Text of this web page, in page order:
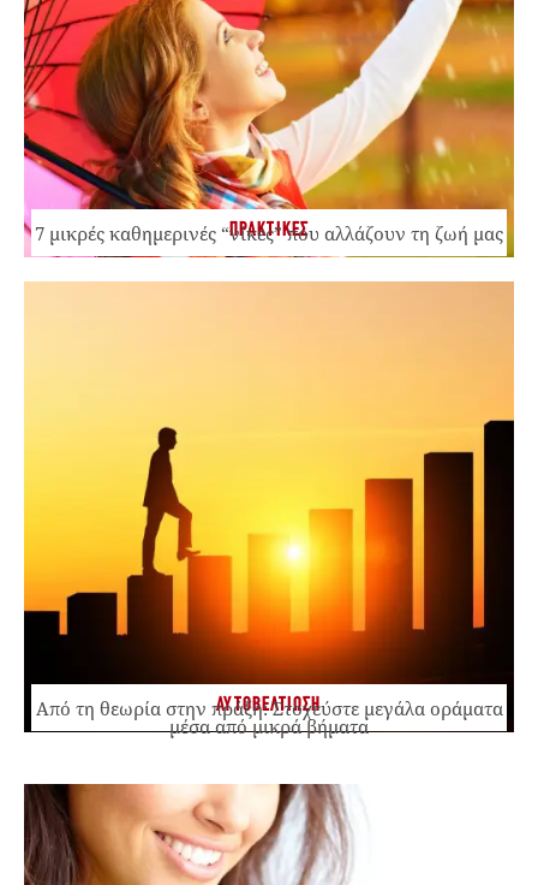
ΠΡΑΚΤΙΚΕΣ
7 μικρές καθημερινές “νίκες” που αλλάζουν τη ζωή μας
ΑΥΤΟΒΕΛΤΙΩΣΗ
Από τη θεωρία στην πράξη: Στοχεύστε μεγάλα οράματα
μέσα από μικρά βήματα